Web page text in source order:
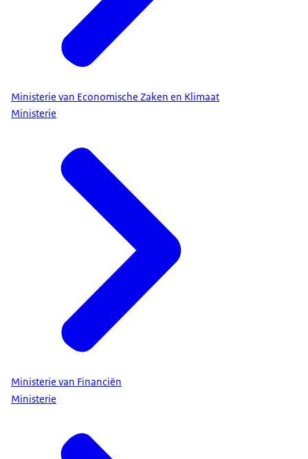
Ministerie van Economische Zaken en Klimaat
Ministerie
Ministerie van Financiën
Ministerie